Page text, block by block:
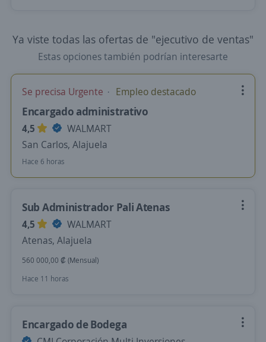
Ya viste todas las ofertas de "ejecutivo de ventas"
Estas opciones también podrían interesarte
Se precisa Urgente Empleo destacado
Encargado administrativo
4,5
WALMART
San Carlos, Alajuela
Hace 6 horas
Sub Administrador Pali Atenas
4,5
WALMART
Atenas, Alajuela
560 000,00 ₡ (Mensual)
Hace 11 horas
Encargado de Bodega